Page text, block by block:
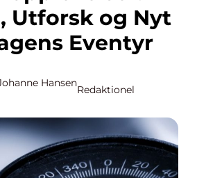
Utforsk og Nyt
Eventyr
Hansen
Redaktionel